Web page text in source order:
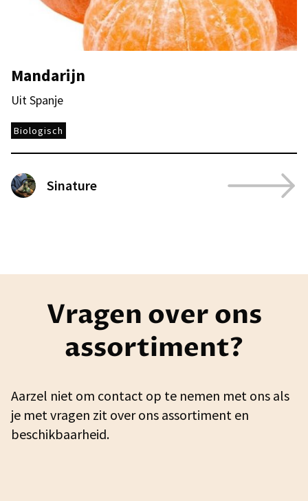
Mandarijn
Uit Spanje
Biologisch
Sinature
Vragen over ons
assortiment?
Aarzel niet om contact op te nemen met ons als
je met vragen zit over ons assortiment en
beschikbaarheid.